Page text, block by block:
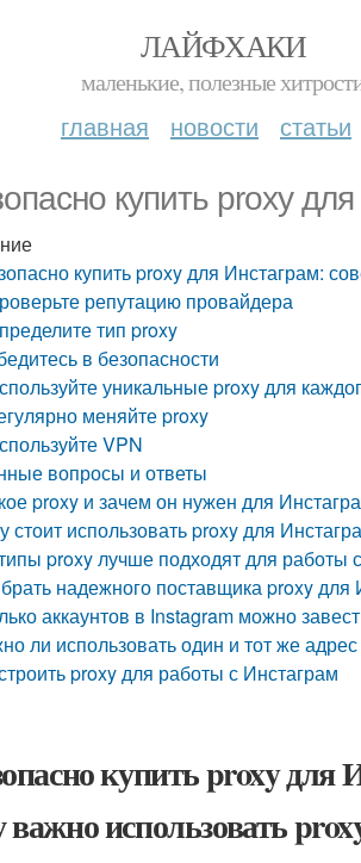
ЛАЙФХАКИ
маленькие, полезные
главная новости статьи
купить proxy
купить proxy для Инстаграм:
репутацию провайдера
тип proxy
в безопасности
уникальные proxy для
меняйте proxy
VPN
вопросы и ответы
proxy и зачем он нужен для
стоит использовать proxy для
proxy лучше подходят для работы
надежного поставщика proxy для
аккаунтов в Instagram можно
ли использовать один и тот же
proxy для работы с Инстаграм
купить proxy для
использовать